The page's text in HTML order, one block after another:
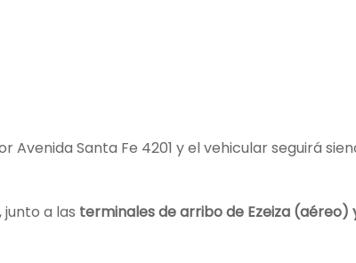
Avenida Santa Fe 4201 y el vehicular seguirá
a las terminales de arribo de Ezeiza (aéreo)